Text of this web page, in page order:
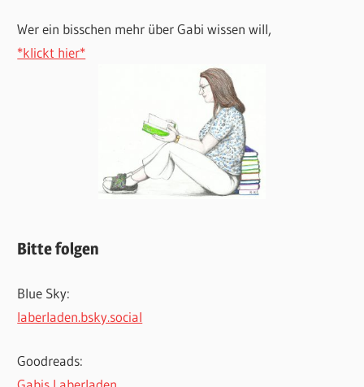
Wer ein bisschen mehr über Gabi wissen will,
*klickt hier*
Bitte folgen
Blue Sky:
laberladen.bsky.social
Goodreads: